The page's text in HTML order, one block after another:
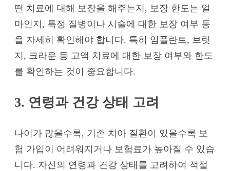
떤 치료에 대해 보장을 해주는지, 보장 한도는 얼
마인지, 특정 질병이나 시술에 대한 보장 여부 등
을 자세히 확인해야 합니다. 특히 임플란트, 브릿
지, 크라운 등 고액 치료에 대한 보장 여부와 한도
를 확인하는 것이 중요합니다.
3. 연령과 건강 상태 고려
나이가 많을수록, 기존 치아 질환이 있을수록 보
험 가입이 어려워지거나 보험료가 높아질 수 있습
니다. 자신의 연령과 건강 상태를 고려하여 적절